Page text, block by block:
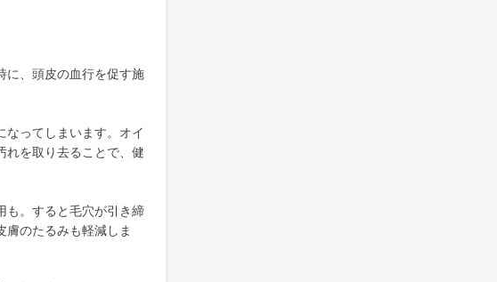
に、頭皮の血行を促す施
なってしまいます。オイ
れを取り去ることで、健
も。すると毛穴が引き締
膚のたるみも軽減しま